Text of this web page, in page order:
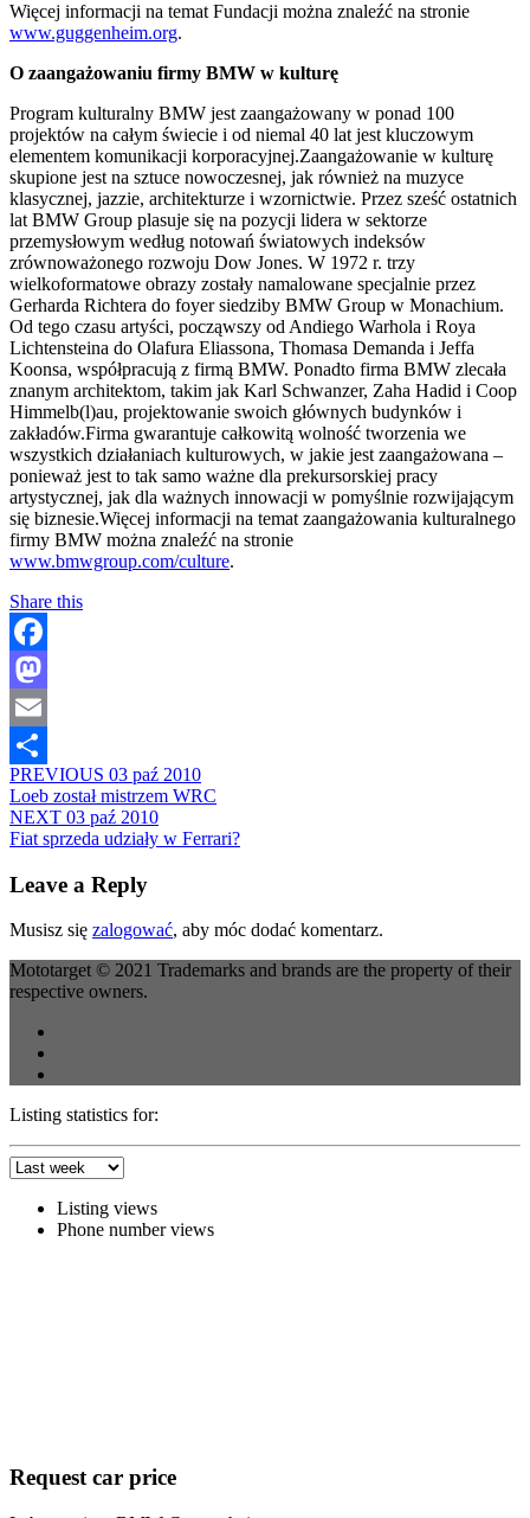
Więcej informacji na temat Fundacji można znaleźć na stronie
www.guggenheim.org.
O zaangażowaniu firmy BMW w kulturę
Program kulturalny BMW jest zaangażowany w ponad 100
projektów na całym świecie i od niemal 40 lat jest kluczowym
elementem komunikacji korporacyjnej.Zaangażowanie w kulturę
skupione jest na sztuce nowoczesnej, jak również na muzyce
klasycznej, jazzie, architekturze i wzornictwie. Przez sześć ostatnich
lat BMW Group plasuje się na pozycji lidera w sektorze
przemysłowym według notowań światowych indeksów
zrównoważonego rozwoju Dow Jones. W 1972 r. trzy
wielkoformatowe obrazy zostały namalowane specjalnie przez
Gerharda Richtera do foyer siedziby BMW Group w Monachium.
Od tego czasu artyści, począwszy od Andiego Warhola i Roya
Lichtensteina do Olafura Eliassona, Thomasa Demanda i Jeffa
Koonsa, współpracują z firmą BMW. Ponadto firma BMW zlecała
znanym architektom, takim jak Karl Schwanzer, Zaha Hadid i Coop
Himmelb(l)au, projektowanie swoich głównych budynków i
zakładów.Firma gwarantuje całkowitą wolność tworzenia we
wszystkich działaniach kulturowych, w jakie jest zaangażowana –
ponieważ jest to tak samo ważne dla prekursorskiej pracy
artystycznej, jak dla ważnych innowacji w pomyślnie rozwijającym
się biznesie.Więcej informacji na temat zaangażowania kulturalnego
firmy BMW można znaleźć na stronie
www.bmwgroup.com/culture.
Share this
Facebook
Mastodon
Email
Share
PREVIOUS 03 paź 2010
Loeb został mistrzem WRC
NEXT 03 paź 2010
Fiat sprzeda udziały w Ferrari?
Leave a Reply
Musisz się zalogować, aby móc dodać komentarz.
Mototarget © 2021 Trademarks and brands are the property of their
respective owners.
Listing statistics for:
Listing views
Phone number views
Request car price